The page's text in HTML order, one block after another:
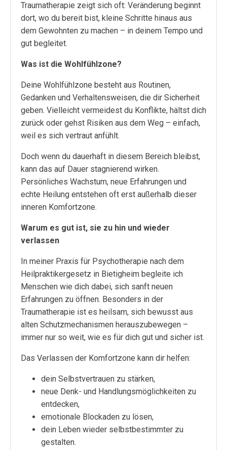
Traumatherapie zeigt sich oft: Veränderung beginnt
dort, wo du bereit bist, kleine Schritte hinaus aus
dem Gewohnten zu machen – in deinem Tempo und
gut begleitet.
Was ist die Wohlfühlzone?
Deine Wohlfühlzone besteht aus Routinen,
Gedanken und Verhaltensweisen, die dir Sicherheit
geben. Vielleicht vermeidest du Konflikte, hältst dich
zurück oder gehst Risiken aus dem Weg – einfach,
weil es sich vertraut anfühlt.
Doch wenn du dauerhaft in diesem Bereich bleibst,
kann das auf Dauer stagnierend wirken.
Persönliches Wachstum, neue Erfahrungen und
echte Heilung entstehen oft erst außerhalb dieser
inneren Komfortzone.
Warum es gut ist, sie zu hin und wieder
verlassen
In meiner Praxis für Psychotherapie nach dem
Heilpraktikergesetz in Bietigheim begleite ich
Menschen wie dich dabei, sich sanft neuen
Erfahrungen zu öffnen. Besonders in der
Traumatherapie ist es heilsam, sich bewusst aus
alten Schutzmechanismen herauszubewegen –
immer nur so weit, wie es für dich gut und sicher ist.
Das Verlassen der Komfortzone kann dir helfen:
dein Selbstvertrauen zu stärken,
neue Denk- und Handlungsmöglichkeiten zu
entdecken,
emotionale Blockaden zu lösen,
dein Leben wieder selbstbestimmter zu
gestalten.